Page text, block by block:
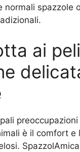
normali spazzole
ai
preoccupazioni
è il comfort e